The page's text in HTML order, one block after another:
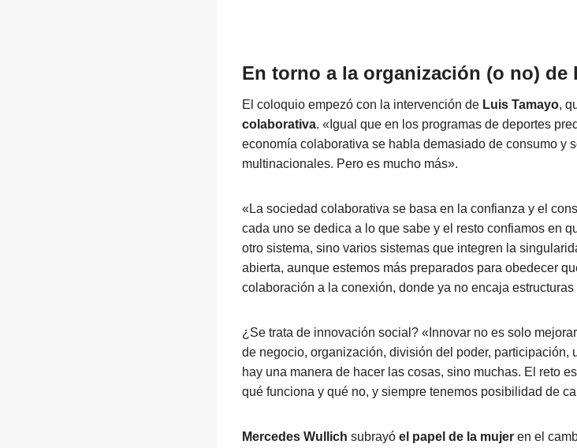
En torno a la organización (o no) de
El coloquio empezó con la intervención de Luis Tamayo,
colaborativa. «Igual que en los programas de deportes
economía colaborativa se habla demasiado de consumo y
multinacionales. Pero es mucho más».
«La sociedad colaborativa se basa en la confianza y el
cada uno se dedica a lo que sabe y el resto confiamos en
otro sistema, sino varios sistemas que integren la
abierta, aunque estemos más preparados para obedecer
colaboración a la conexión, donde ya no encaja
¿Se trata de innovación social? «Innovar no es solo
de negocio, organización, división del poder,
hay una manera de hacer las cosas, sino muchas. El reto
qué funciona y qué no, y siempre tenemos posibilidad de
Mercedes Wullich subrayó el papel de la mujer en el